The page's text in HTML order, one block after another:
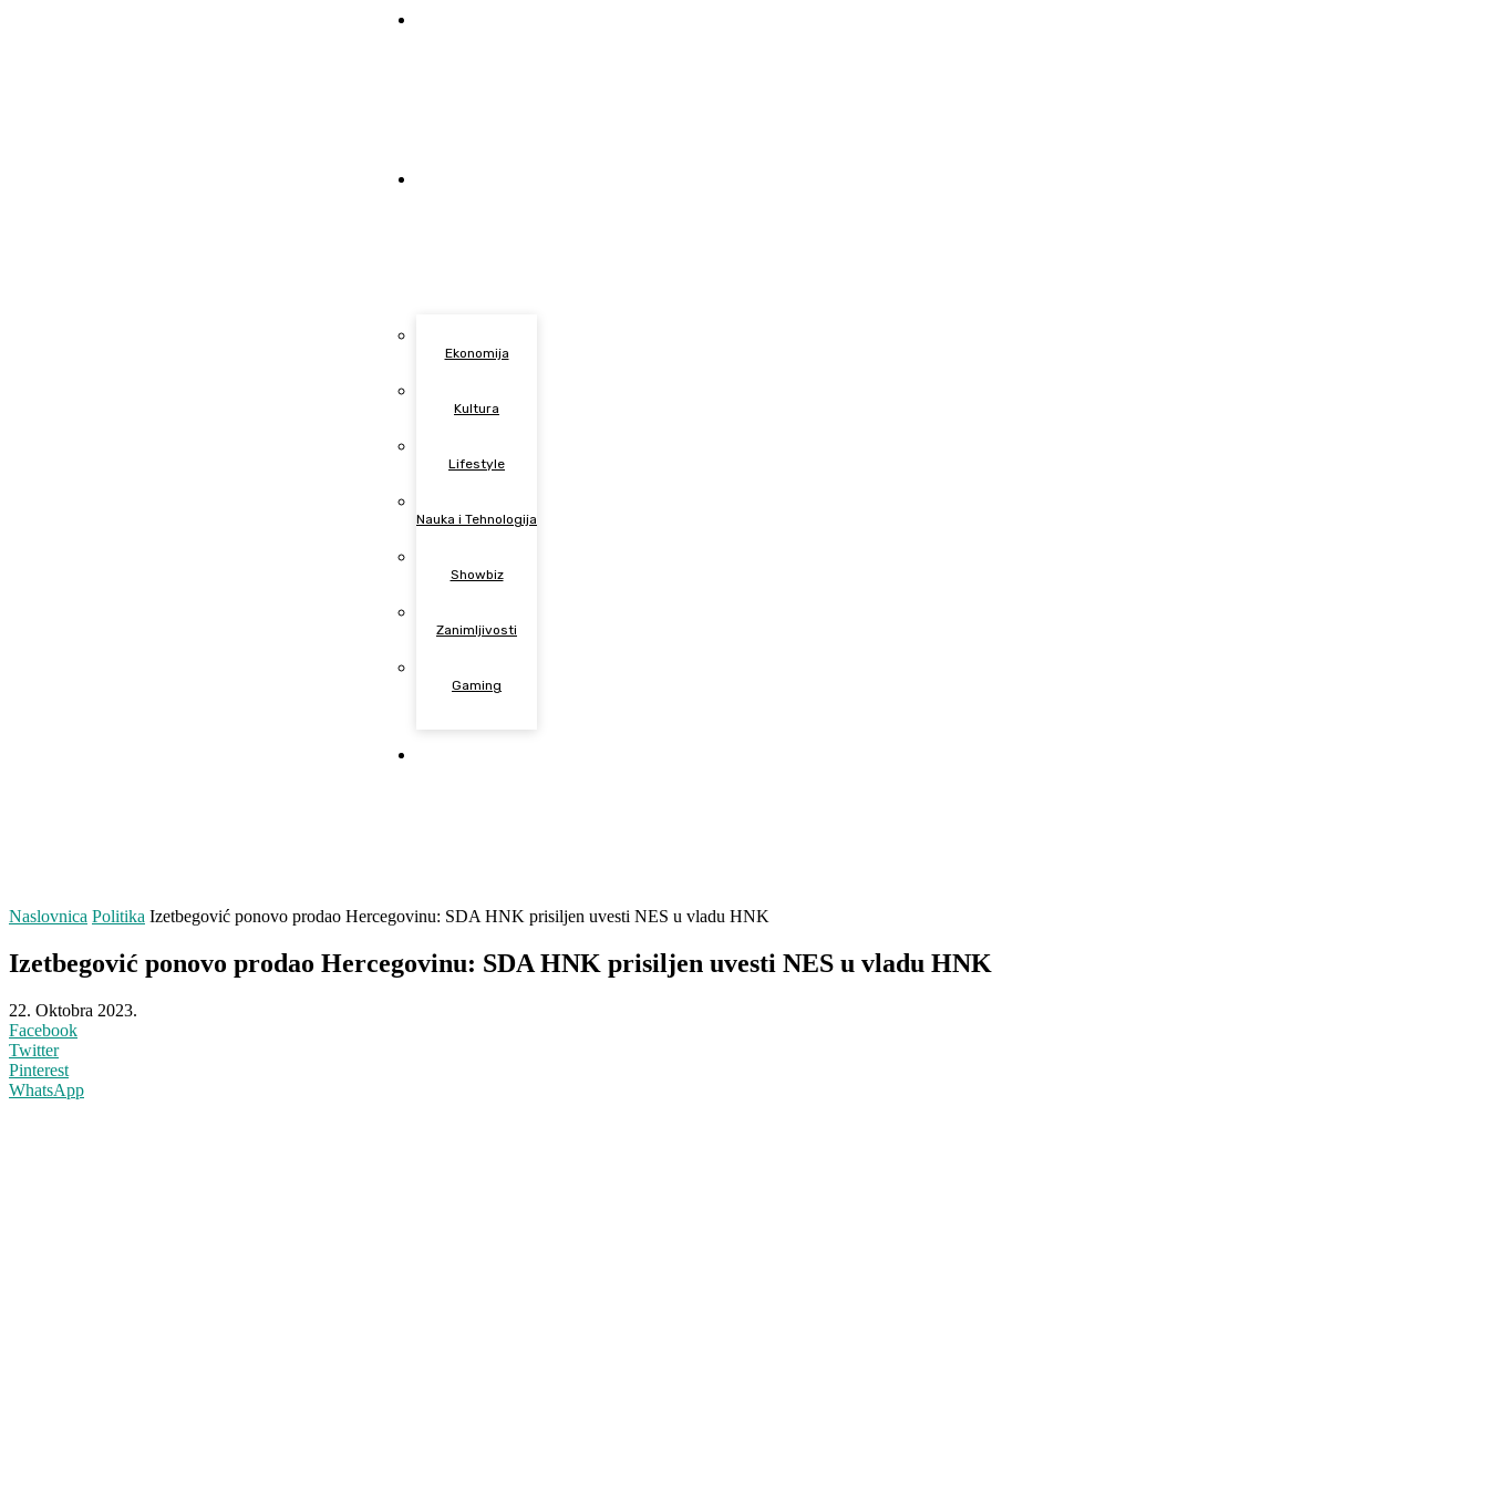
Ekonomija
Kultura
Lifestyle
Nauka i Tehnologija
Showbiz
Zanimljivosti
Gaming
Naslovnica Politika Izetbegović ponovo prodao Hercegovinu: SDA HNK prisiljen uvesti NES u vladu HNK
Izetbegović ponovo prodao Hercegovinu: SDA HNK prisiljen uvesti NES u vladu HNK
22. Oktobra 2023.
Facebook
Twitter
Pinterest
WhatsApp